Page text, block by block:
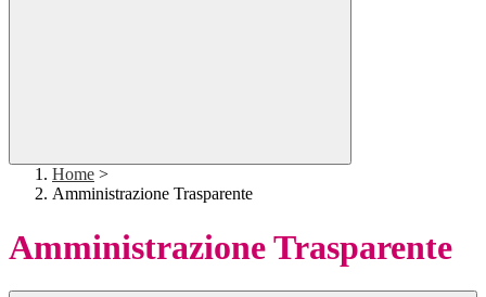
Home >
Amministrazione Trasparente
Amministrazione Trasparente